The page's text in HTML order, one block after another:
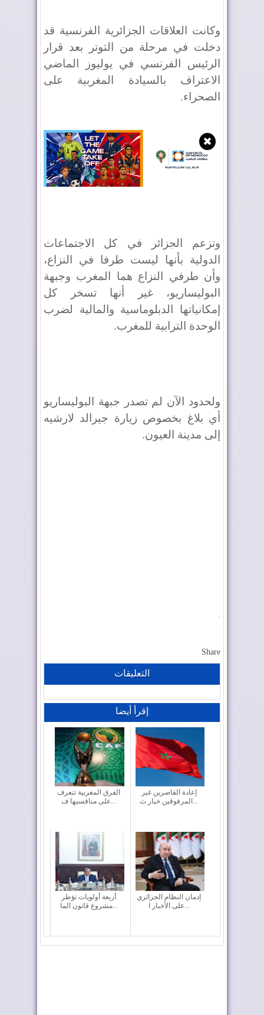
وكانت العلاقات الجزائرية الفرنسية قد
دخلت في مرحلة من التوتر بعد قرار
الرئيس الفرنسي في يوليوز الماضي
الاعتراف بالسيادة المغربية على
الصحراء.
✖
وتزعم الجزائر في كل الاجتماعات
الدولية بأنها ليست طرفا في النزاع،
وأن طرفي النزاع هما المغرب وجبهة
البوليساريو، غير أنها تسخر كل
إمكانياتها الدبلوماسية والمالية لضرب
الوحدة الترابية للمغرب.
ولحدود الآن لم تصدر جبهة البوليساريو
أي بلاغ بخصوص زيارة جيرالد لارشيه
إلى مدينة العيون.
Share
التعليقات
إقرأ أيضا
الفرق المغربية تتعرف
إعادة القاصرين غير
أربعة أولويات تؤطر
مشروع قانون الما...
إدمان النظام الجزائري